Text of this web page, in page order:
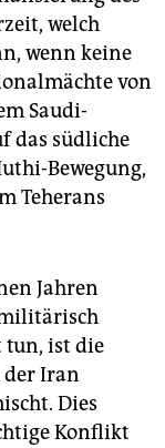
welch
wenn keine
von
Saudi-
das südliche
Bewegung,
Teherans
Jahren
tun, ist die
der Iran
Dies
Konflikt